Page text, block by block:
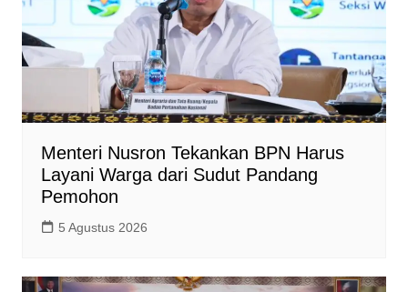
Menteri Nusron Tekankan BPN Harus
Layani Warga dari Sudut Pandang
Pemohon
5 Agustus 2026